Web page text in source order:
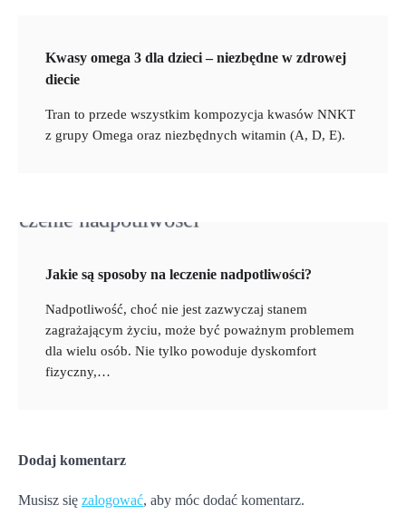
Kwasy omega 3 dla dzieci – niezbędne w zdrowej
diecie
Tran to przede wszystkim kompozycja kwasów NNKT
z grupy Omega oraz niezbędnych witamin (A, D, E).
Jakie są sposoby na leczenie nadpotliwości?
Nadpotliwość, choć nie jest zazwyczaj stanem
zagrażającym życiu, może być poważnym problemem
dla wielu osób. Nie tylko powoduje dyskomfort
fizyczny,…
Dodaj komentarz
Musisz się zalogować, aby móc dodać komentarz.